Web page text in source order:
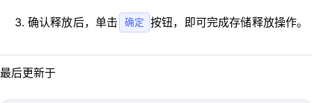
确认释放后，单击 确定 按钮，即可完成存储释放操作。
最后更新于